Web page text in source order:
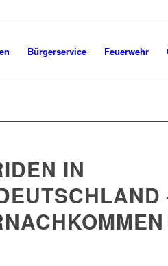
Bürgerservice Feuerwehr
IN